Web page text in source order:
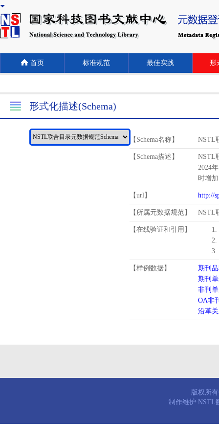
首页 标准规范 最佳实践 形
形式化描述(Schema)
【Schema名称】 NSTL
【Schema描述】
NSTL
2024
时增
【url】 http://
【所属元数据规范】 NSTL
【在线验证和引用】
1.
2.
3.
【样例数据】
期刊
期刊
非刊
OA非
沿革
版权所
制作维护:NSTL